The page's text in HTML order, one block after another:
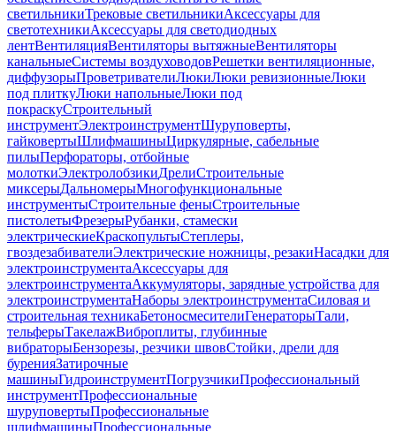
светильникиТрековые светильникиАксессуары для
светотехникиАксессуары для светодиодных
лентВентиляцияВентиляторы вытяжныеВентиляторы
канальныеСистемы воздуховодовРешетки вентиляционные,
диффузорыПроветривателиЛюкиЛюки ревизионныеЛюки
под плиткуЛюки напольныеЛюки под
покраскуСтроительный
инструментЭлектроинструментШуруповерты,
гайковертыШлифмашиныЦиркулярные, сабельные
пилыПерфораторы, отбойные
молоткиЭлектролобзикиДрелиСтроительные
миксерыДальномерыМногофункциональные
инструментыСтроительные феныСтроительные
пистолетыФрезерыРубанки, стамески
электрическиеКраскопультыСтеплеры,
гвоздезабивателиЭлектрические ножницы, резакиНасадки для
электроинструментаАксессуары для
электроинструментаАккумуляторы, зарядные устройства для
электроинструментаНаборы электроинструментаСиловая и
строительная техникаБетоносмесителиГенераторыТали,
тельферыТакелажВиброплиты, глубинные
вибраторыБензорезы, резчики швовСтойки, дрели для
буренияЗатирочные
машиныГидроинструментПогрузчикиПрофессиональный
инструментПрофессиональные
шуруповертыПрофессиональные
шлифмашиныПрофессиональные